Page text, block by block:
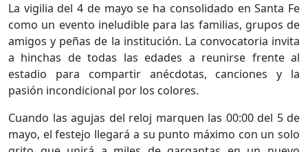
La vigilia del 4 de mayo se ha consolidado en Santa Fe
como un evento ineludible para las familias, grupos de
amigos y peñas de la institución. La convocatoria invita
a hinchas de todas las edades a reunirse frente al
estadio para compartir anécdotas, canciones y la
pasión incondicional por los colores.
Cuando las agujas del reloj marquen las 00:00 del 5 de
mayo, el festejo llegará a su punto máximo con un solo